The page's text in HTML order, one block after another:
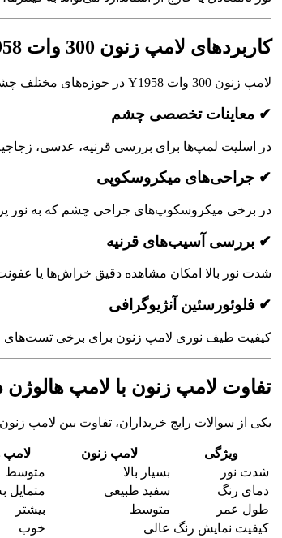
کاربردهای لامپ زنون 300 وات Y1958
لامپ زنون 300 وات Y1958 در حوزه‌های مختلف چشم‌پزشکی و اپتومتری کاربرد دارد:
✔ معاینات تخصصی چشم
در اسلیت لمپ‌ها برای بررسی قرنیه، عدسی،
✔ جراحی‌های میکروسکوپی
در برخی میکروسکوپ‌های جراحی چشم که به نور
✔ بررسی آسیب‌های قرنیه
شدت نور بالا امکان مشاهده دقیق خراش‌ها یا
✔ فلوئورسئین آنژیوگرافی
کیفیت طیف نوری لامپ زنون برای برخی تست‌های
تفاوت لامپ زنون با لامپ
یکی از سوالات رایج خریداران، تفاوت بین لامپ
ویژگی لامپ زنون
لامپ
شدت نور
بسیار بالا
متوسط
دمای رنگ
سفید طبیعی
متمایل
طول عمر
متوسط
بیشتر
کیفیت نمایش رنگ عالی
خوب